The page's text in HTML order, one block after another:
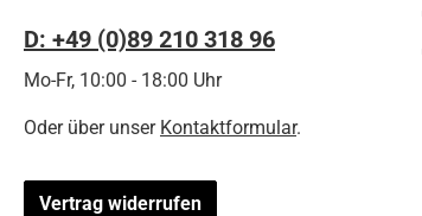
D: +49 (0)89 210 318 96
Mo-Fr, 10:00 - 18:00 Uhr
Oder über unser Kontaktformular.
Vertrag widerrufen